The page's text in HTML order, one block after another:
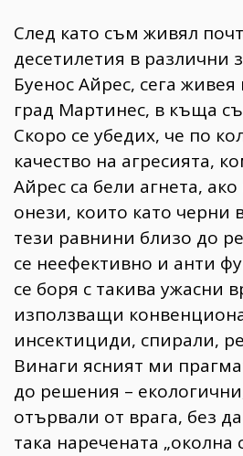
След като съм живял
десетилетия в различни
Буенос Айрес, сега живея
град Мартинес, в къща
Скоро се убедих, че по
качество на агресията,
Айрес са бели агнета,
онези, които като черни
тези равнини близо до
се неефективно и анти
се боря с такива ужасни
използващи
инсектициди, спирали,
Винаги ясният ми
до решения –
отървали от врага, без
така наречената „околна